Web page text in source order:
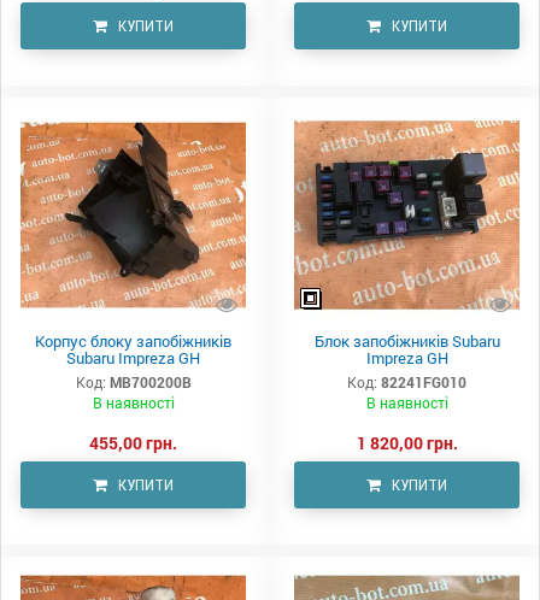
КУПИТИ КУПИТИ
Корпус блоку запобіжників
Subaru Impreza GH
Код: MB700200B
В наявності
455,00 грн.
КУПИТИ
Блок запобіжників Subaru
Impreza GH
Код: 82241FG010
В наявності
1 820,00 грн.
КУПИТИ